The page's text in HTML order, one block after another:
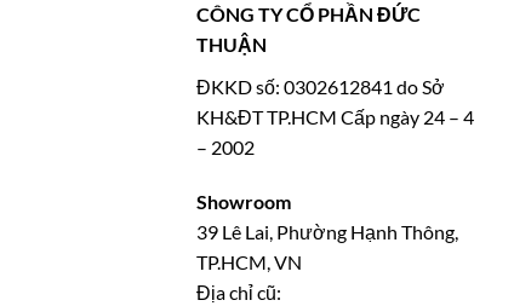
CÔNG TY CỔ PHẦN ĐỨC
THUẬN
ĐKKD số: 0302612841 do Sở
KH&ĐT TP.HCM Cấp ngày 24 – 4
– 2002
Showroom
39 Lê Lai, Phường Hạnh Thông,
TP.HCM, VN
Địa chỉ cũ: